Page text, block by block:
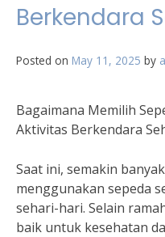
Berkendara
Posted on May 11, 2025 by
Bagaimana Memilih
Aktivitas Berkendara
Saat ini, semakin
menggunakan sepeda
sehari-hari. Selain
baik untuk kesehatan